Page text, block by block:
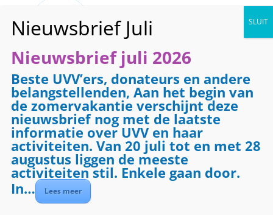
« Alle Evenementen
Dit evenement is voorbij.
Evenementenreeks:Vervoer
Vervoer
april 27 @ 08:30 -
Nieuwsbrief juli 2026
Beste UVV’ers, donateurs en andere
belangstellenden, Aan het begin van
de zomervakantie verschijnt deze
nieuwsbrief nog met de laatste
informatie over UVV en haar
activiteiten. Van 20 juli tot en met 28
augustus liggen de meeste
activiteiten stil. Enkele gaan door.
In…
Lees meer